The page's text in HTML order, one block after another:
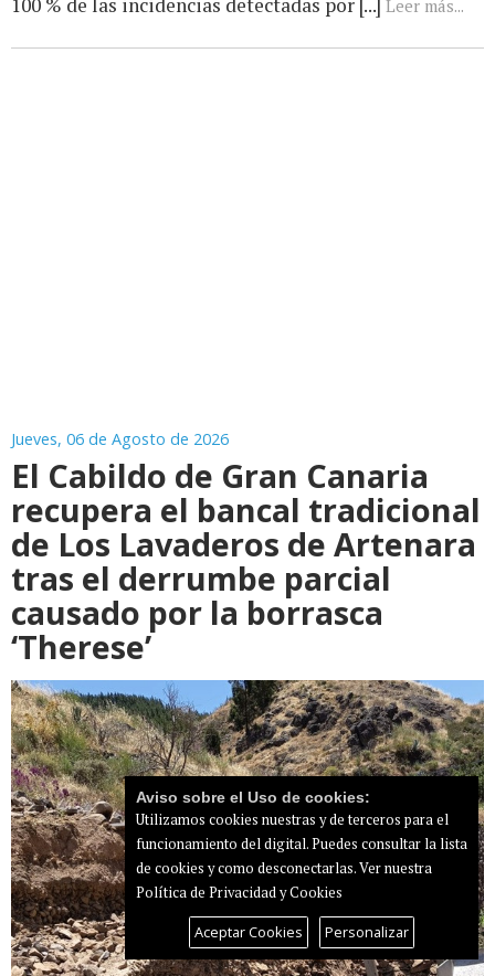
Leer más...
Jueves, 06 de Agosto de 2026
El Cabildo de Gran Canaria
recupera el bancal tradicional
de Los Lavaderos de Artenara
tras el derrumbe parcial
causado por la borrasca
‘Therese’
Aviso sobre el Uso de cookies:
Utilizamos cookies nuestras y de terceros para el
funcionamiento del digital. Puedes consultar la lista
de cookies y como desconectarlas.Ver nuestra
Política de Privacidad y Cookies
Aceptar Cookies Personalizar